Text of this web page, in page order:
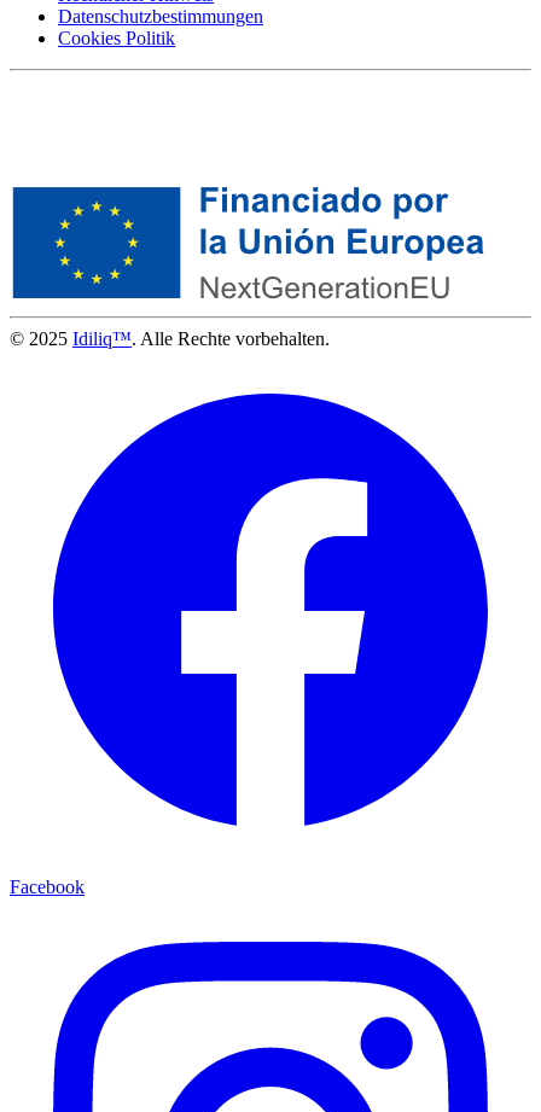
Datenschutzbestimmungen
Cookies Politik
© 2025 Idiliq™. Alle Rechte vorbehalten.
Facebook